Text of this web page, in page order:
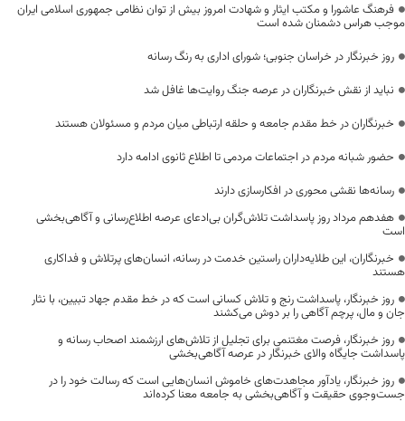
فرهنگ عاشورا و مکتب ایثار و شهادت امروز بیش از توان نظامی جمهوری اسلامی ایران
موجب هراس دشمنان شده است
روز خبرنگار در خراسان جنوبی؛ شورای اداری به رنگ رسانه
نباید از نقش خبرنگاران در عرصه جنگ روایت‌ها غافل شد
خبرنگاران در خط مقدم جامعه و حلقه ارتباطی میان مردم و مسئولان هستند
حضور شبانه مردم در اجتماعات مردمی تا اطلاع ثانوی ادامه دارد
رسانه‌ها نقشی محوری در افکارسازی دارند
هفدهم مرداد روز پاسداشت تلاش‌گران بی‌ادعای عرصه اطلاع‌رسانی و آگاهی‌بخشی
است
خبرنگاران، این طلایه‌داران راستین خدمت در رسانه، انسان‌های پرتلاش و فداکاری
هستند
روز خبرنگار، پاسداشت رنج و تلاش کسانی است که در خط مقدم جهاد تبیین، با نثار
جان و مال، پرچم آگاهی را بر دوش می‌کشند
روز خبرنگار، فرصت مغتنمی برای تجلیل از تلاش‌های ارزشمند اصحاب رسانه و
پاسداشت جایگاه والای خبرنگار در عرصه آگاهی‌بخشی
روز خبرنگار، یادآور مجاهدت‌های خاموش انسان‌هایی است که رسالت خود را در
جست‌وجوی حقیقت و آگاهی‌بخشی به جامعه معنا کرده‌اند